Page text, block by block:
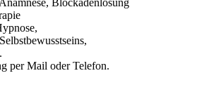
Blockadenlösung
per Mail oder Telefon.